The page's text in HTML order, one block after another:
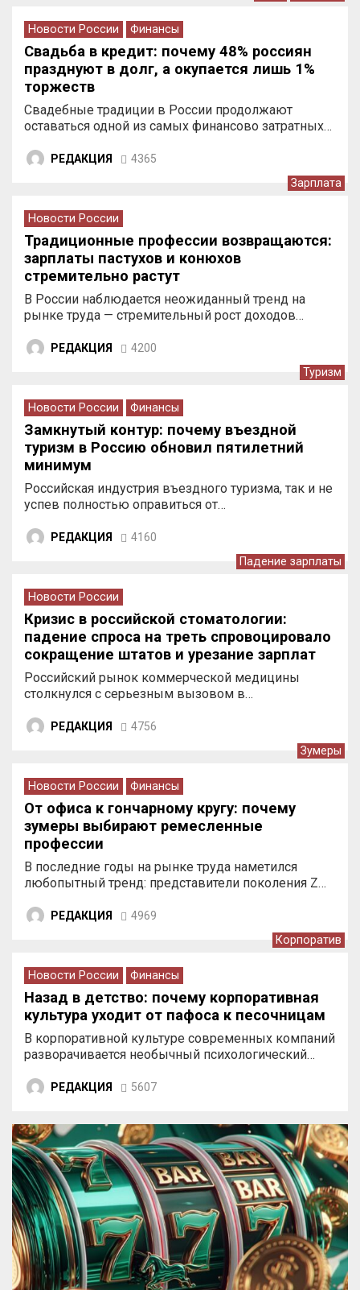
Новости России Финансы
Свадьба в кредит: почему 48% россиян
празднуют в долг, а окупается лишь 1%
торжеств
Свадебные традиции в России продолжают
оставаться одной из самых финансово затратных…
РЕДАКЦИЯ 4365
Зарплата
Новости России
Традиционные профессии возвращаются:
зарплаты пастухов и конюхов
стремительно растут
В России наблюдается неожиданный тренд на
рынке труда — стремительный рост доходов…
РЕДАКЦИЯ 4200
Туризм
Новости России Финансы
Замкнутый контур: почему въездной
туризм в Россию обновил пятилетний
минимум
Российская индустрия въездного туризма, так и не
успев полностью оправиться от…
РЕДАКЦИЯ 4160
Падение зарплаты
Новости России
Кризис в российской стоматологии:
падение спроса на треть спровоцировало
сокращение штатов и урезание зарплат
врачей
Российский рынок коммерческой медицины
столкнулся с серьезным вызовом в…
РЕДАКЦИЯ 4756
Зумеры
Новости России Финансы
От офиса к гончарному кругу: почему
зумеры выбирают ремесленные
профессии
В последние годы на рынке труда наметился
любопытный тренд: представители поколения Z…
РЕДАКЦИЯ 4969
Корпоратив
Новости России Финансы
Назад в детство: почему корпоративная
культура уходит от пафоса к песочницам
В корпоративной культуре современных компаний
разворачивается необычный психологический…
РЕДАКЦИЯ 5607